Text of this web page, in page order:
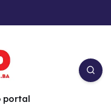
portal